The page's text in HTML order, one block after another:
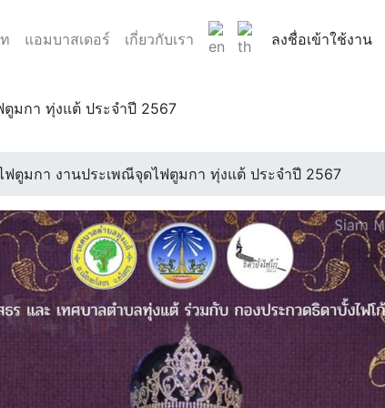
แอมบาสเดอร์ เกี่ยวกับเรา ลงชื่อเข้าใช้งาน
มกา ทุ่งแต้ ประจำปี 2567
ฟตูมกา งานประเพณีจุดไฟตูมกา ทุ่งแต้ ประจำปี 2567